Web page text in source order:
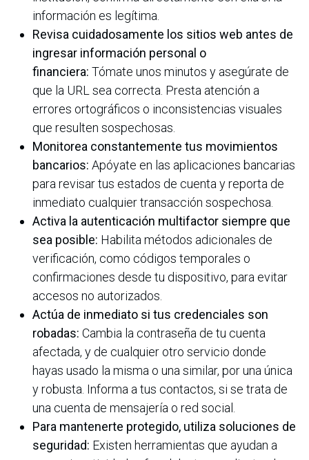
información es legítima.
Revisa cuidadosamente los sitios web antes de
ingresar información personal o
financiera: Tómate unos minutos y asegúrate de
que la URL sea correcta. Presta atención a
errores ortográficos o inconsistencias visuales
que resulten sospechosas.
Monitorea constantemente tus movimientos
bancarios: Apóyate en las aplicaciones bancarias
para revisar tus estados de cuenta y reporta de
inmediato cualquier transacción sospechosa.
Activa la autenticación multifactor siempre que
sea posible: Habilita métodos adicionales de
verificación, como códigos temporales o
confirmaciones desde tu dispositivo, para evitar
accesos no autorizados.
Actúa de inmediato si tus credenciales son
robadas: Cambia la contraseña de tu cuenta
afectada, y de cualquier otro servicio donde
hayas usado la misma o una similar, por una única
y robusta. Informa a tus contactos, si se trata de
una cuenta de mensajería o red social.
Para mantenerte protegido, utiliza soluciones de
seguridad: Existen herramientas que ayudan a